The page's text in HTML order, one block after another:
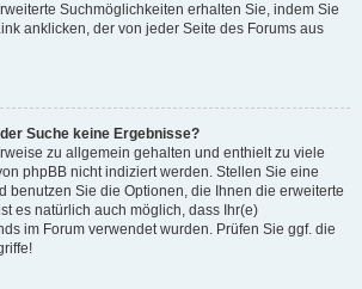
Suchmöglichkeiten erhalten Sie, indem Sie
anklicken, der von jeder Seite des Forums aus
Suche keine Ergebnisse?
zu allgemein gehalten und enthielt zu viele
phpBB nicht indiziert werden. Stellen Sie eine
benutzen Sie die Optionen, die Ihnen die erweiterte
es natürlich auch möglich, dass Ihr(e)
im Forum verwendet wurden. Prüfen Sie ggf. die